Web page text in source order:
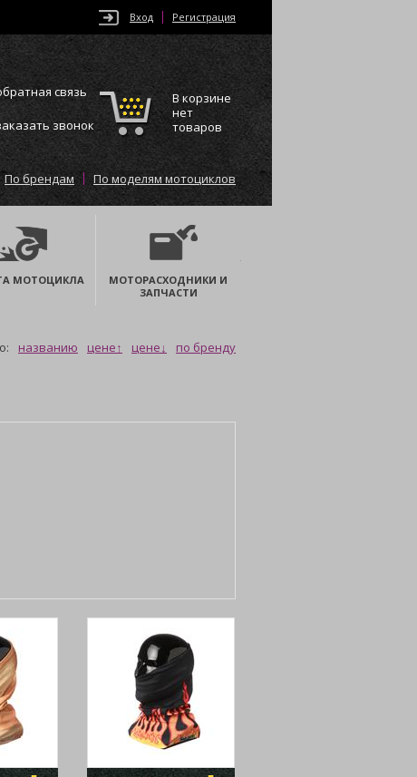
Вход Регистрация
связь
звонок
В корзине
нет
товаров
По брендам По моделям мотоциклов
МОТОЦИКЛА
МОТОРАСХОДНИКИ И
ЗАПЧАСТИ
названию цене↑ цене↓ по бренду